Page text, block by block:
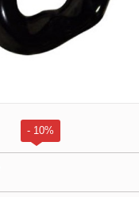
- 10%